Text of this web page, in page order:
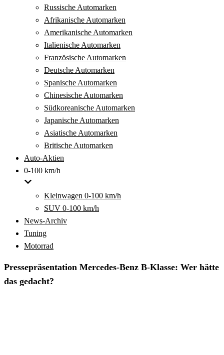
Russische Automarken
Afrikanische Automarken
Amerikanische Automarken
Italienische Automarken
Französische Automarken
Deutsche Automarken
Spanische Automarken
Chinesische Automarken
Südkoreanische Automarken
Japanische Automarken
Asiatische Automarken
Britische Automarken
Auto-Aktien
0-100 km/h
Kleinwagen 0-100 km/h
SUV 0-100 km/h
News-Archiv
Tuning
Motorrad
Pressepräsentation Mercedes-Benz B-Klasse: Wer hätte
das gedacht?